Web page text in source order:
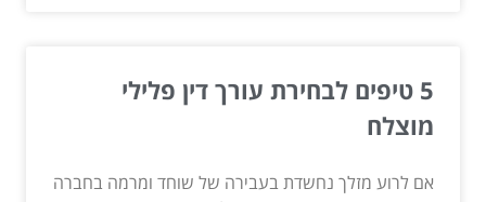
5 טיפים לבחירת עורך דין פלילי
מוצלח
אם לרוע מזלך נחשדת בעבירה של שוחד ומרמה בחברה